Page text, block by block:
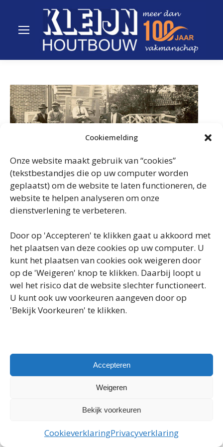
Cookiemelding
Onze website maakt gebruik van “cookies”
(tekstbestandjes die op uw computer worden
geplaatst) om de website te laten functioneren, de
website te helpen analyseren om onze
dienstverlening te verbeteren.
Door op 'Accepteren' te klikken gaat u akkoord met
het plaatsen van deze cookies op uw computer. U
kunt het plaatsen van cookies ook weigeren door
op de 'Weigeren' knop te klikken. Daarbij loopt u
wel het risico dat de website slechter functioneert.
U kunt ook uw voorkeuren aangeven door op
'Bekijk Voorkeuren' te klikken.
Accepteren
Weigeren
Bekijk voorkeuren
CookieverklaringPrivacyverklaring
Copyright 2025 Kleijn Houtbouw | Website:Webbureau
Marcel Binken